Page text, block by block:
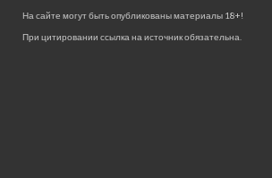
На сайте могут быть опубликованы материалы 18+!
При цитировании ссылка на источник обязательна.